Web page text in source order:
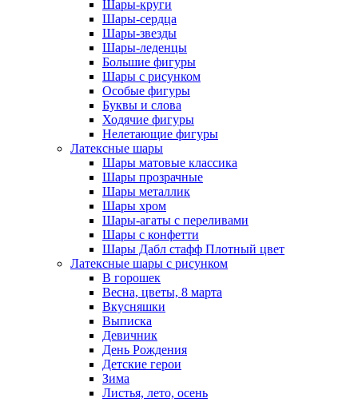
Шары-круги
Шары-сердца
Шары-звезды
Шары-леденцы
Большие фигуры
Шары с рисунком
Особые фигуры
Буквы и слова
Ходячие фигуры
Нелетающие фигуры
Латексные шары
Шары матовые классика
Шары прозрачные
Шары металлик
Шары хром
Шары-агаты с переливами
Шары с конфетти
Шары Дабл стафф Плотный цвет
Латексные шары с рисунком
В горошек
Весна, цветы, 8 марта
Вкусняшки
Выписка
Девичник
День Рождения
Детские герои
Зима
Листья, лето, осень